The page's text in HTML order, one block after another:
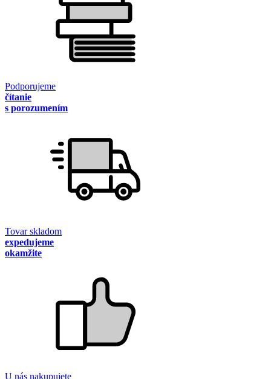
Podporujeme
čítanie
s porozumením
Tovar skladom
expedujeme
okamžite
U nás nakupujete